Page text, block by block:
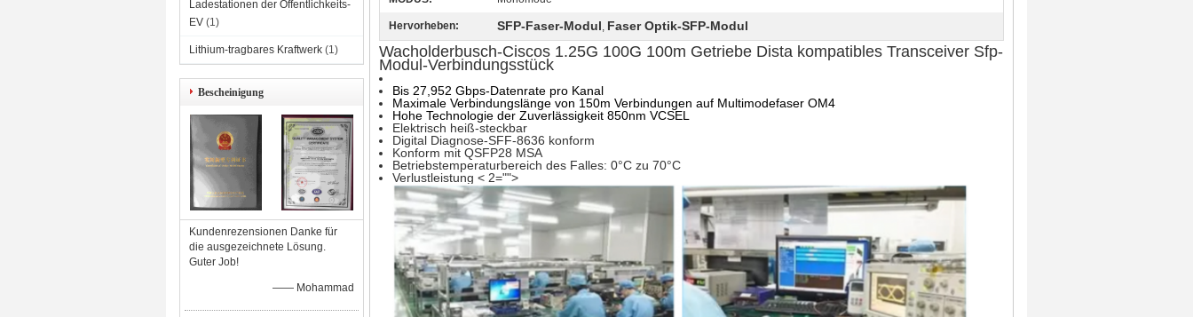
Ladestationen der Öffentlichkeits-
EV (1)
Lithium-tragbares Kraftwerk (1)
Bescheinigung
Kundenrezensionen Danke für
die ausgezeichnete Lösung.
Guter Job!
—— Mohammad
Hervorheben: SFP-Faser-Modul, Faser Optik-SFP-Modul
Wacholderbusch-Ciscos 1.25G 100G 100m Getriebe Dista kompatibles Transceiver Sfp-
Modul-Verbindungsstück
Bis 27,952 Gbps-Datenrate pro Kanal
Maximale Verbindungslänge von 150m Verbindungen auf Multimodefaser OM4
Hohe Technologie der Zuverlässigkeit 850nm VCSEL
Elektrisch heiß-steckbar
Digital Diagnose-SFF-8636 konform
Konform mit QSFP28 MSA
Betriebstemperaturbereich des Falles: 0°C zu 70°C
Verlustleistung < 2="">